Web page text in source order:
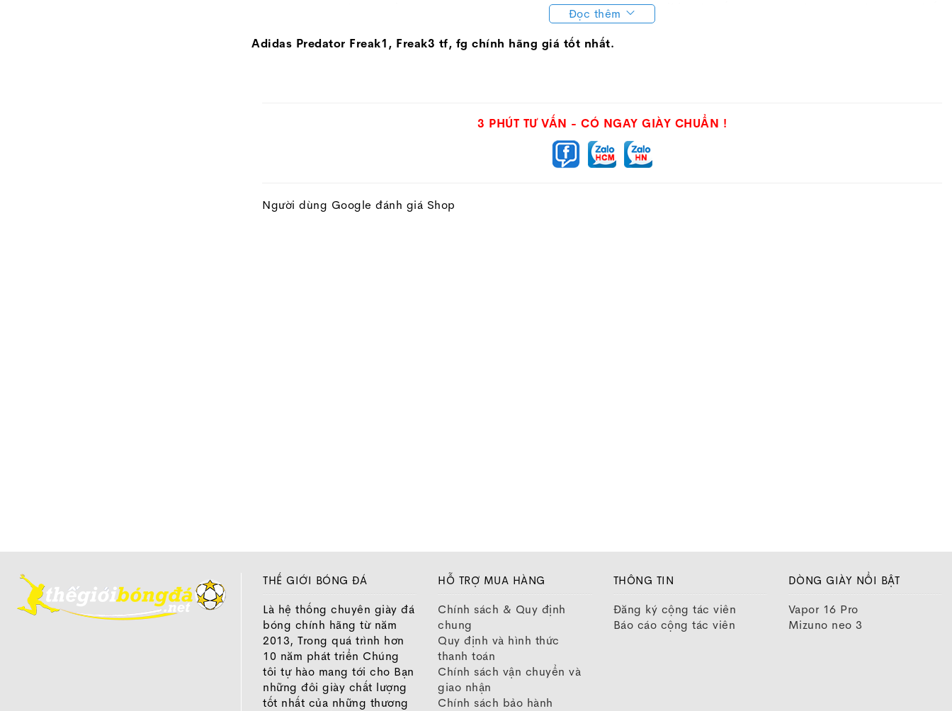
với tên gọi Mutator, một năm sau đó,Adidas
kế mới, với những nét cơ bản trong thiết kế gần như tương đồng với bản
của năm 2020, nhưngAdidas Predator Freakxứng đáng là một trong những mẫu giày đẹp nhất mà từng được ghi nhận trên
Đọc thêm
Adidas Predator Freak1, Freak3 tf, fg chính hãng giá tốt nhất.
3 PHÚT TƯ VẤN - CÓ NGAY GIÀY CHUẨN !
Người dùng Google đánh giá Shop
THẾ GIỚI BÓNG ĐÁ
Là hệ thống chuyên giày đá
bóng chính hãng từ năm
2013, Trong quá trình hơn
10 năm phát triển Chúng
tôi tự hào mang tới cho Bạn
những đôi giày chất lượng
tốt nhất của những thương
HỖ TRỢ MUA HÀNG
Chính sách & Quy định
chung
Quy định và hình thức
thanh toán
Chính sách vận chuyển và
giao nhận
Chính sách bảo hành
THÔNG TIN
Đăng ký cộng tác viên
Báo cáo cộng tác viên
DÒNG GIÀY NỔI BẬT
Vapor 16 Pro
Mizuno neo 3